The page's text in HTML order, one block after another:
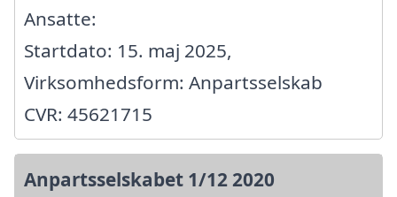
Ansatte:
Startdato: 15. maj 2025,
Virksomhedsform: Anpartsselskab
CVR: 45621715
Anpartsselskabet 1/12 2020